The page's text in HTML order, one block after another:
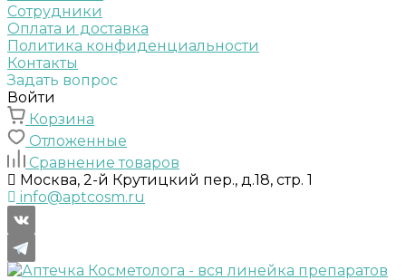
Сотрудники
Оплата и доставка
Политика конфиденциальности
Контакты
Задать вопрос
Войти
Корзина
Отложенные
Сравнение товаров
Москва, 2-й Крутицкий пер., д.18, стр. 1
info@aptcosm.ru